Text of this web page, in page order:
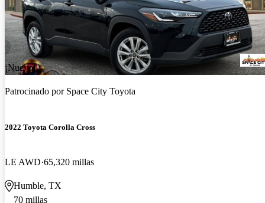
¡Nuevo!
Patrocinado por Space City Toyota
2022 Toyota Corolla Cross
LE AWD 65,320 millas
Humble, TX
70 millas